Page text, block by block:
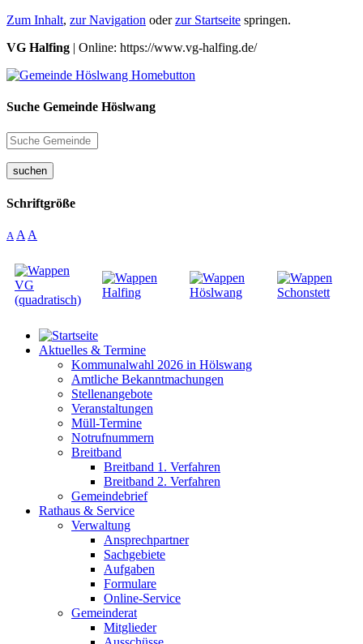
Zum Inhalt, zur Navigation oderzur Startseite springen.
VG Halfing | Online: https://www.vg-halfing.de/
Suche Gemeinde Höslwang
suchen
Schriftgröße
A A A
Aktuelles & Termine
Kommunalwahl 2026 in Hölswang
Amtliche Bekanntmachungen
Stellenangebote
Veranstaltungen
Müll-Termine
Notrufnummern
Breitband
Breitband 1. Verfahren
Breitband 2. Verfahren
Gemeindebrief
Rathaus & Service
Verwaltung
Ansprechpartner
Sachgebiete
Aufgaben
Formulare
Online-Service
Gemeinderat
Mitglieder